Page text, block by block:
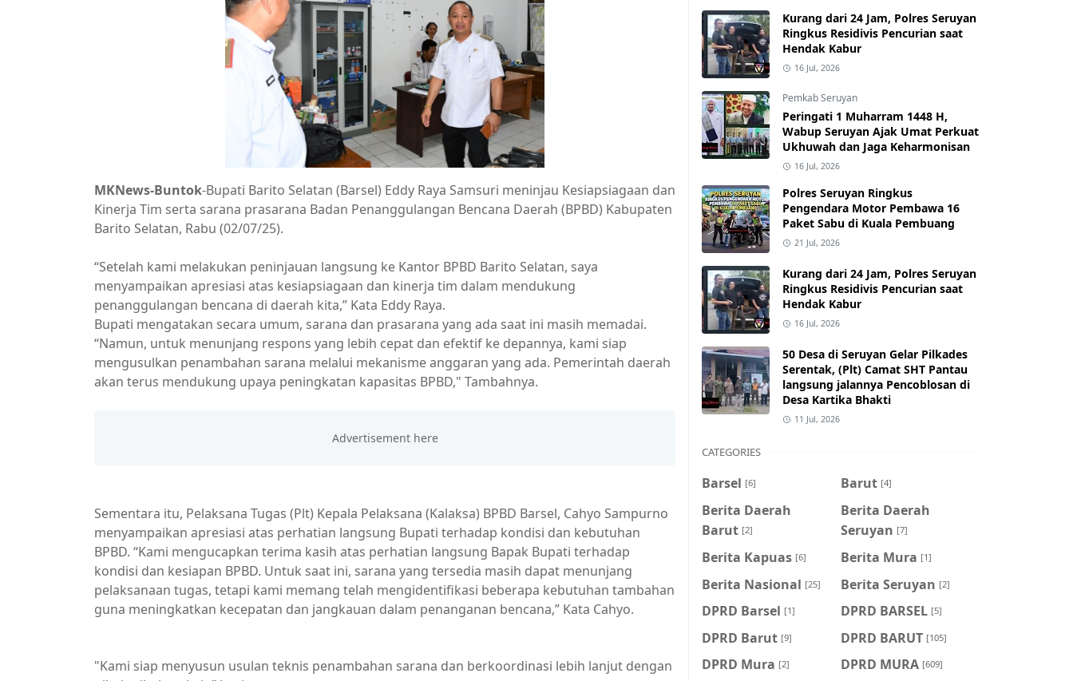
MKNews-Buntok-Bupati Barito Selatan (Barsel) Eddy Raya Samsuri meninjau Kesiapsiagaan dan
Kinerja Tim serta sarana prasarana Badan Penanggulangan Bencana Daerah (BPBD) Kabupaten
Barito Selatan, Rabu (02/07/25).
“Setelah kami melakukan peninjauan langsung ke Kantor BPBD Barito Selatan, saya
menyampaikan apresiasi atas kesiapsiagaan dan kinerja tim dalam mendukung
penanggulangan bencana di daerah kita,” Kata Eddy Raya.
Bupati mengatakan secara umum, sarana dan prasarana yang ada saat ini masih memadai.
“Namun, untuk menunjang respons yang lebih cepat dan efektif ke depannya, kami siap
mengusulkan penambahan sarana melalui mekanisme anggaran yang ada. Pemerintah daerah
akan terus mendukung upaya peningkatan kapasitas BPBD," Tambahnya.
Sementara itu, Pelaksana Tugas (Plt) Kepala Pelaksana (Kalaksa) BPBD Barsel, Cahyo Sampurno
menyampaikan apresiasi atas perhatian langsung Bupati terhadap kondisi dan kebutuhan
BPBD. “Kami mengucapkan terima kasih atas perhatian langsung Bapak Bupati terhadap
kondisi dan kesiapan BPBD. Untuk saat ini, sarana yang tersedia masih dapat menunjang
pelaksanaan tugas, tetapi kami memang telah mengidentifikasi beberapa kebutuhan tambahan
guna meningkatkan kecepatan dan jangkauan dalam penanganan bencana,” Kata Cahyo.
"Kami siap menyusun usulan teknis penambahan sarana dan berkoordinasi lebih lanjut dengan
Kurang dari 24 Jam, Polres Seruyan
Ringkus Residivis Pencurian saat
Hendak Kabur
16 Jul, 2026
Pemkab Seruyan
Peringati 1 Muharram 1448 H,
Wabup Seruyan Ajak Umat Perkuat
Ukhuwah dan Jaga Keharmonisan
16 Jul, 2026
Polres Seruyan Ringkus
Pengendara Motor Pembawa 16
Paket Sabu di Kuala Pembuang
21 Jul, 2026
Kurang dari 24 Jam, Polres Seruyan
Ringkus Residivis Pencurian saat
Hendak Kabur
16 Jul, 2026
50 Desa di Seruyan Gelar Pilkades
Serentak, (Plt) Camat SHT Pantau
langsung jalannya Pencoblosan di
Desa Kartika Bhakti
11 Jul, 2026
CATEGORIES
Barsel [6] Barut [4]
Berita Daerah
Barut [2]
Berita Daerah
Seruyan [7]
Berita Kapuas [6] Berita Mura [1]
Berita Nasional [25] Berita Seruyan [2]
DPRD Barsel [1] DPRD BARSEL [5]
DPRD Barut [9] DPRD BARUT [105]
DPRD Mura [2] DPRD MURA [609]